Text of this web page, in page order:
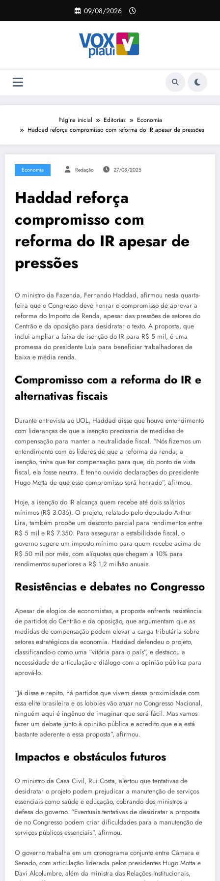
o
09/08/2026
Página inicial Editorias
Economia
Haddad reforça compromisso com reforma do IR apesar de pressões
Economia Redação 27/08/2025
Haddad reforça
compromisso com
reforma do IR apesar de
pressões
O ministro da Fazenda, Fernando Haddad, afirmou nesta quarta-
feira que o Congresso deve honrar o compromisso de aprovar a
reforma do Imposto de Renda, apesar das pressões de setores do
Centrão e da oposição para desidratar o texto. A proposta, que
inclui ampliar a faixa de isenção do IR para R$ 5 mil, é uma
promessa do presidente Lula para beneficiar trabalhadores de
baixa e média renda.
Compromisso com a reforma do IR e
alternativas fiscais
Durante entrevista ao UOL, Haddad disse que houve entendimento
com lideranças de que a isenção precisaria de medidas de
compensação para manter a neutralidade fiscal. “Nós fizemos um
entendimento com os líderes de que a reforma da renda, a
isenção, tinha que ter compensação para que, do ponto de vista
fiscal, ela fosse neutra. E tenho ouvido declarações do presidente
Hugo Motta de que esse compromisso será honrado”, afirmou.
Hoje, a isenção do IR alcança quem recebe até dois salários
mínimos (R$ 3.036). O projeto, relatado pelo deputado Arthur
Lira, também propõe um desconto parcial para rendimentos entre
R$ 5 mil e R$ 7.350. Para assegurar a estabilidade fiscal, o
governo sugere um imposto mínimo para quem recebe acima de
R$ 50 mil por mês, com alíquotas que chegam a 10% para
rendimentos superiores a R$ 1,2 milhão anuais.
Resistências e debates no Congresso
Apesar de elogios de economistas, a proposta enfrenta resistência
de partidos do Centrão e da oposição, que argumentam que as
medidas de compensação podem elevar a carga tributária sobre
setores estratégicos da economia. Haddad defendeu o projeto,
classificando-o como uma “vitória para o país”, e destacou a
necessidade de articulação e diálogo com a opinião pública para
aprová-lo.
“Já disse e repito, há partidos que vivem dessa proximidade com
essa elite brasileira e os lobbies vão atuar no Congresso Nacional,
ninguém aqui é ingênuo de imaginar que será fácil. Mas vamos
fazer um debate junto à opinião pública e acredito que ela está
bastante aderente a essa proposta”, afirmou.
Impactos e obstáculos futuros
O ministro da Casa Civil, Rui Costa, alertou que tentativas de
desidratar o projeto podem prejudicar a manutenção de serviços
essenciais como saúde e educação, cobrando dos ministros a
defesa do governo. “Eventuais tentativas de desidratar a proposta
de no Congresso podem criar dificuldades para a manutenção de
serviços públicos essenciais”, afirmou.
O governo trabalha em um cronograma conjunto entre Câmara e
Senado, com articulação liderada pelos presidentes Hugo Motta e
Davi Alcolumbre, além da ministra das Relações Institucionais,